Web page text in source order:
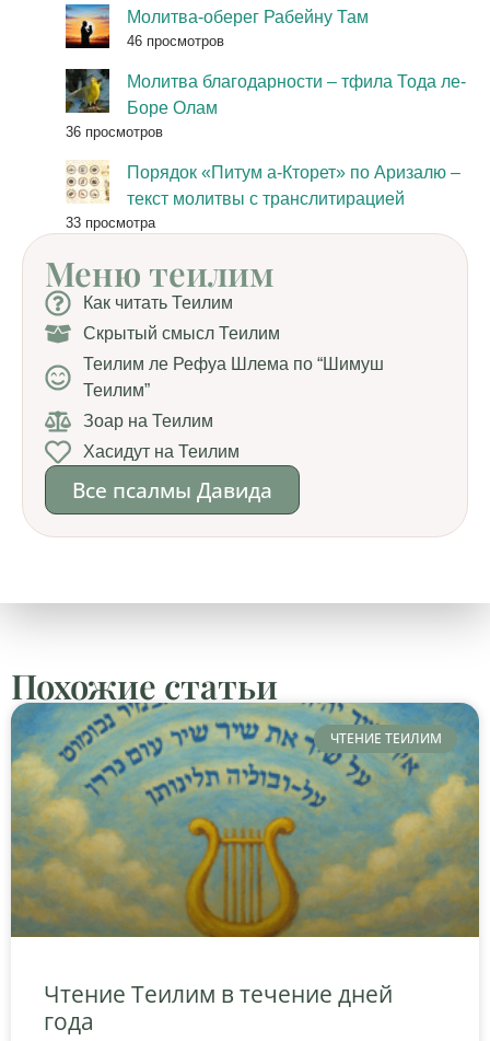
Молитва-оберег Рабейну Там
46 просмотров
Молитва благодарности – тфила Тода ле-
Боре Олам
36 просмотров
Порядок «Питум а-Кторет» по Аризалю –
текст молитвы с транслитирацией
33 просмотра
Меню теилим
Как читать Теилим
Скрытый смысл Теилим
Теилим ле Рефуа Шлема по “Шимуш
Теилим”
Зоар на Теилим
Хасидут на Теилим
Все псалмы Давида
Похожие статьи
ЧТЕНИЕ ТЕИЛИМ
Чтение Теилим в течение дней
года